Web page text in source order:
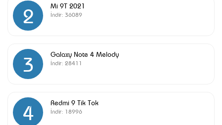
2 Mi 9T 2021
İndir: 36089
3 Galaxy Note 4 Melody
İndir: 28411
4 Redmi 9 Tik Tok
İndir: 18996